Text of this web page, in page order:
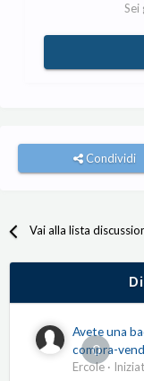
Sei
Condividi
Vai alla lista
0
Avete una
compra-
Ercole ·